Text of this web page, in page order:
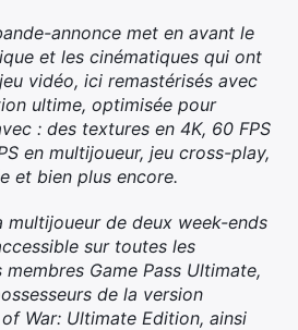
annonce met en avant le
et les cinématiques qui ont
vidéo, ici remastérisés avec
ultime, optimisée pour
: des textures en 4K, 60 FPS
en multijoueur, jeu cross-play,
et bien plus encore.
multijoueur de deux week-ends
sur toutes les
Game Pass Ultimate,
de la version
War: Ultimate Edition, ainsi